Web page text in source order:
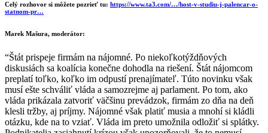
Celý rozhovor si môžete pozrieť tu: https://www.ta3.com/…/host-v-studiu-j-palencar-o-
statnom-pr…
Marek Mašura, moderátor:
“Štát prispeje firmám na nájomné. Po niekoľkotýždňových
diskusiách sa koalícia konečne dohodla na riešení. Štát nájomcom
preplatí toľko, koľko im odpustí prenajímateľ. Túto novinku však
musí ešte schváliť vláda a samozrejme aj parlament. Po tom, ako
vláda prikázala zatvoriť väčšinu prevádzok, firmám zo dňa na deň
klesli tržby, aj príjmy. Nájomné však platiť musia a mnohí si kládli
otázku, kde na to vziať. Vláda im preto umožnila odložiť si splátky.